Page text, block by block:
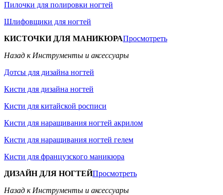
Пилочки для полировки ногтей
Шлифовщики для ногтей
КИСТОЧКИ ДЛЯ МАНИКЮРАПросмотреть
Назад к Инструменты и аксессуары
Дотсы для дизайна ногтей
Кисти для дизайна ногтей
Кисти для китайской росписи
Кисти для наращивания ногтей акрилом
Кисти для наращивания ногтей гелем
Кисти для французского маникюра
ДИЗАЙН ДЛЯ НОГТЕЙПросмотреть
Назад к Инструменты и аксессуары